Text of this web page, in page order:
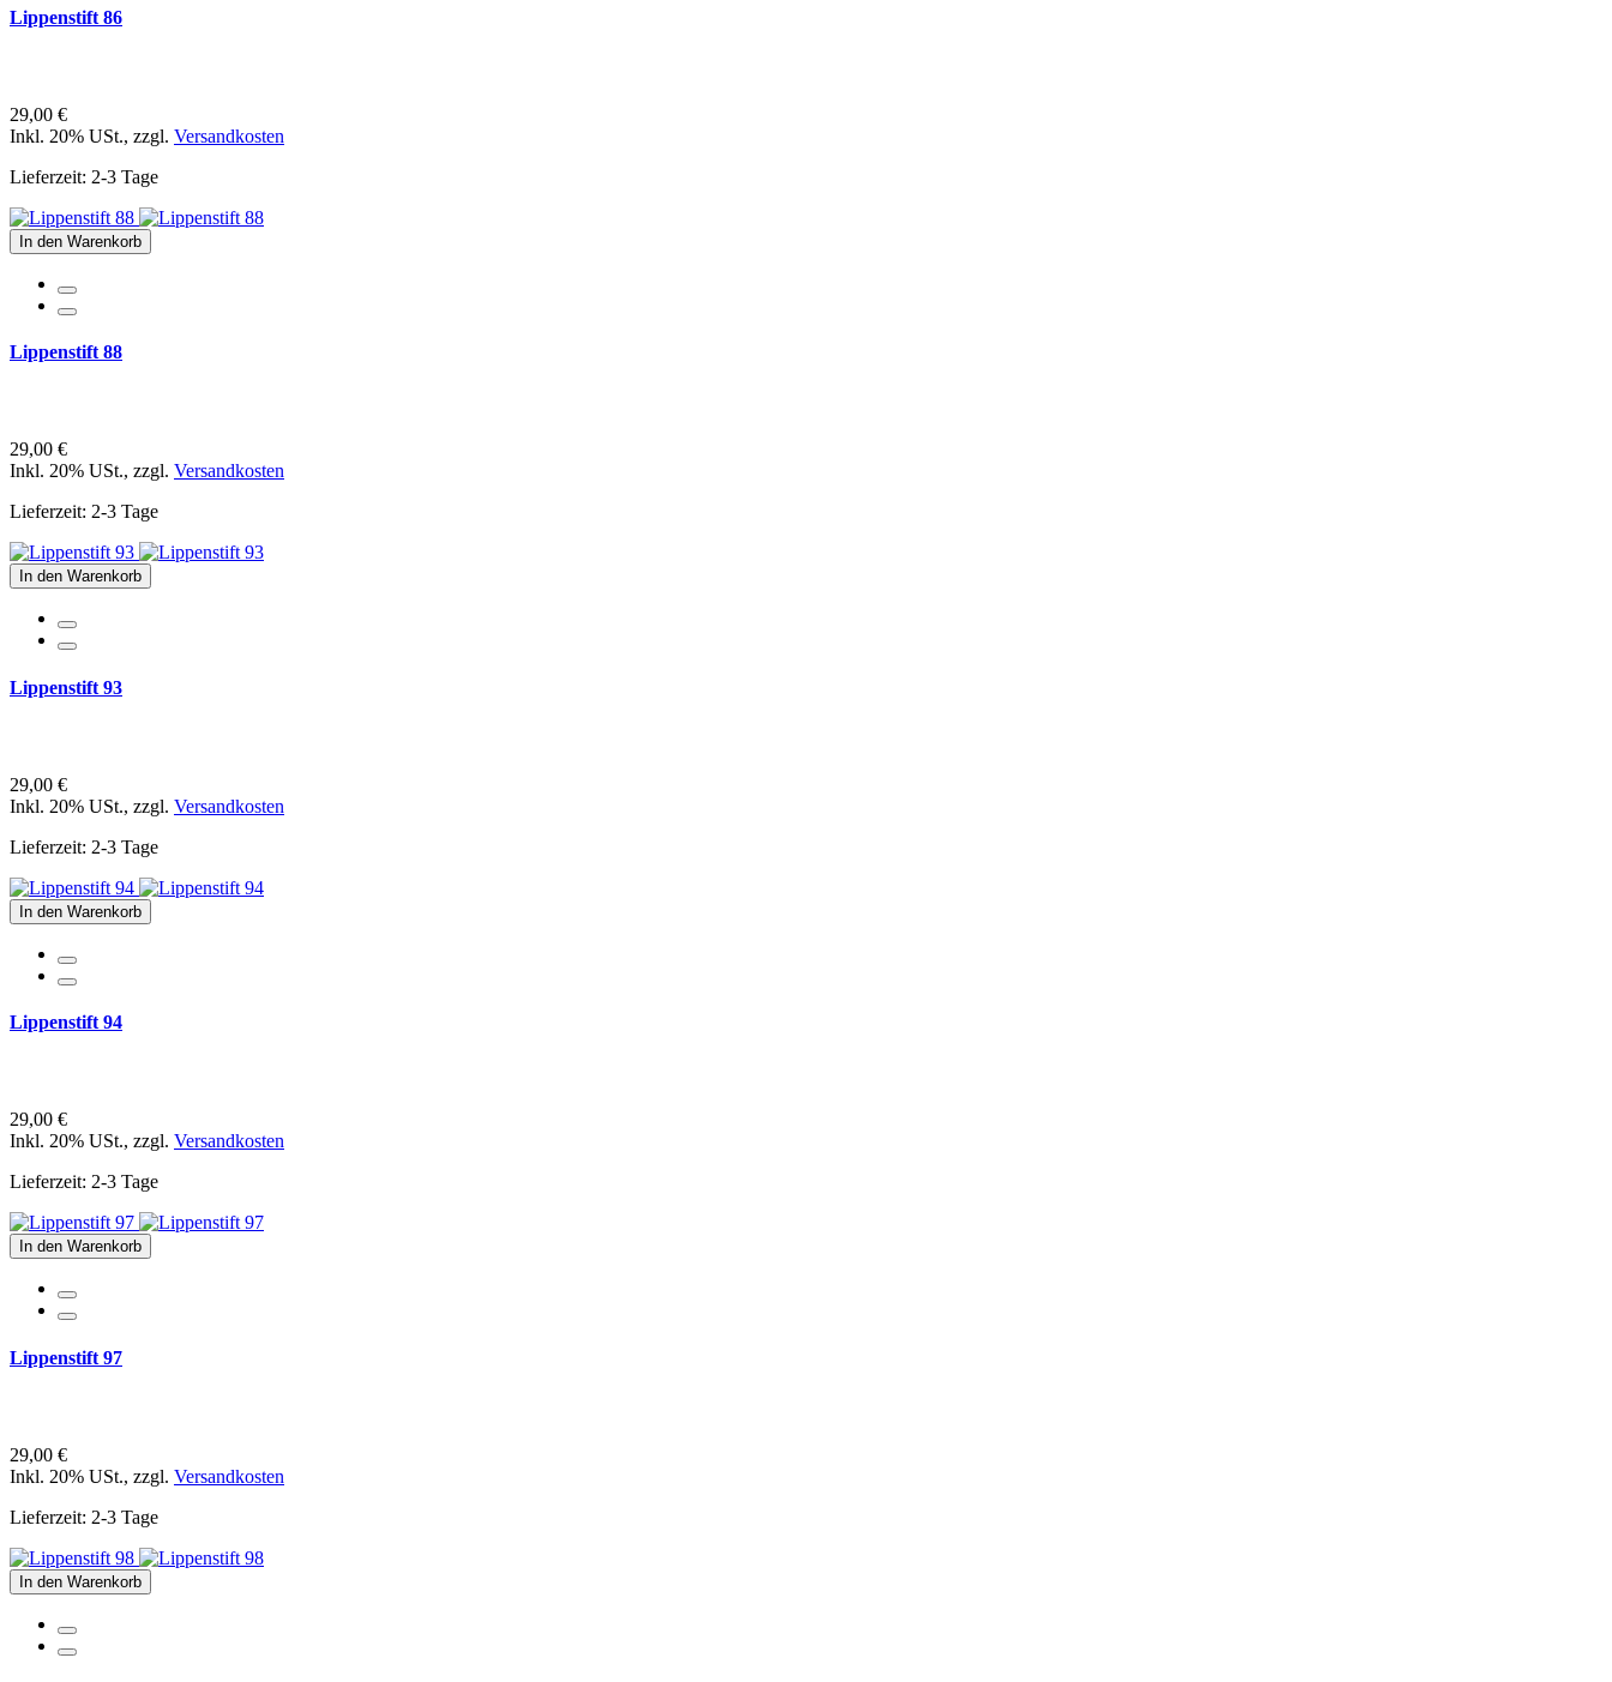
Lippenstift 86
29,00 €
Inkl. 20% USt., zzgl. Versandkosten
Lieferzeit: 2-3 Tage
In den Warenkorb
Lippenstift 88
29,00 €
Inkl. 20% USt., zzgl. Versandkosten
Lieferzeit: 2-3 Tage
In den Warenkorb
Lippenstift 93
29,00 €
Inkl. 20% USt., zzgl. Versandkosten
Lieferzeit: 2-3 Tage
In den Warenkorb
Lippenstift 94
29,00 €
Inkl. 20% USt., zzgl. Versandkosten
Lieferzeit: 2-3 Tage
In den Warenkorb
Lippenstift 97
29,00 €
Inkl. 20% USt., zzgl. Versandkosten
Lieferzeit: 2-3 Tage
In den Warenkorb